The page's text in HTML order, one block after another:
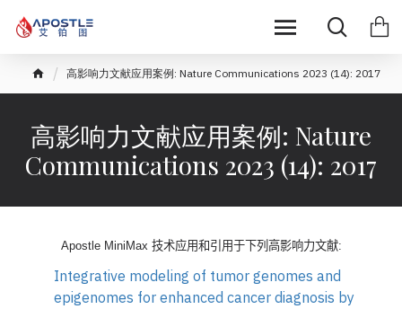
高影响力文献应用案例: Nature Communications 2023 (14): 2017
高影响力文献应用案例: Nature
Communications 2023 (14): 2017
Apostle MiniMax 技术应用和引用于下列高影响力文献:
Integrative modeling of tumor genomes and
epigenomes for enhanced cancer diagnosis by